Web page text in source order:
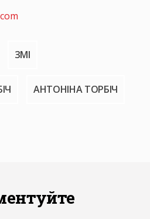
ЗМІ
АНТОНІНА ТОРБІЧ